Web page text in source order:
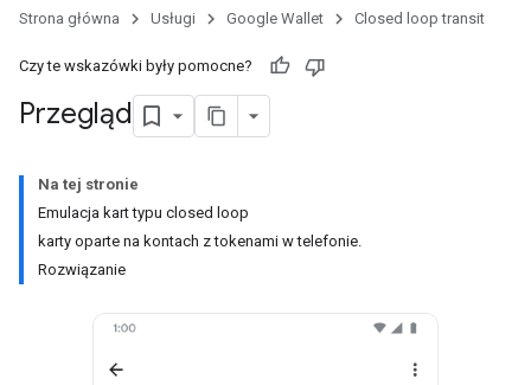
Strona główna Usługi Google Wallet Closed loop transit
Czy te wskazówki były pomocne?
Przegląd
Na tej stronie
Emulacja kart typu closed loop
karty oparte na kontach z tokenami w telefonie.
Rozwiązanie